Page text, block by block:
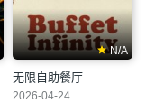
N/A
无限自助餐厅
2026-04-24